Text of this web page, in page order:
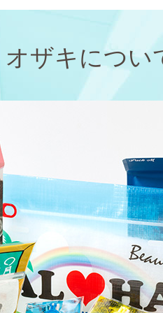
オザキについ